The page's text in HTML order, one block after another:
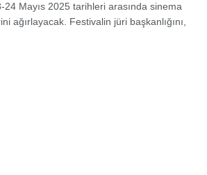
Mayıs 2025 tarihleri arasında sinema
ağırlayacak. Festivalin jüri başkanlığını,